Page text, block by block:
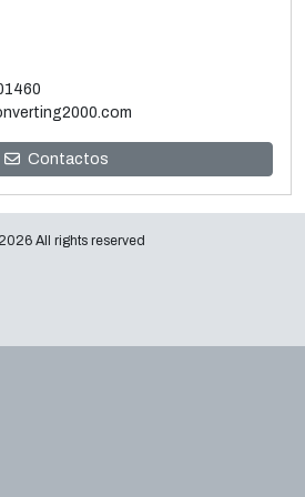
3 Metalizadoras al vacío Galileo
Leer más
Contactos
All rights reserved